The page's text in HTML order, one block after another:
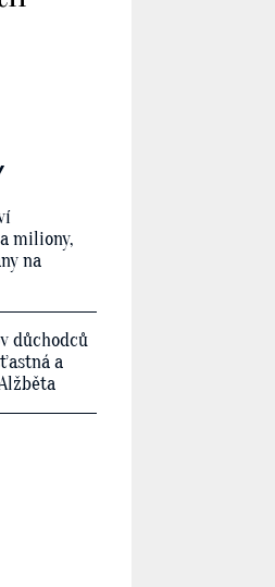
miliony,
na
důchodců
a